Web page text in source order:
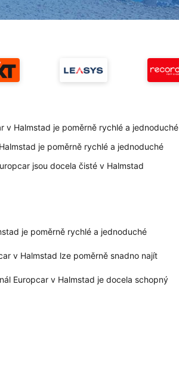
v Halmstad je poměrně rychlé a jednoduché
je poměrně rychlé a jednoduché
jsou docela čisté v Halmstad
je poměrně rychlé a jednoduché
v Halmstad lze poměrně snadno najít
Europcar v Halmstad je docela schopný